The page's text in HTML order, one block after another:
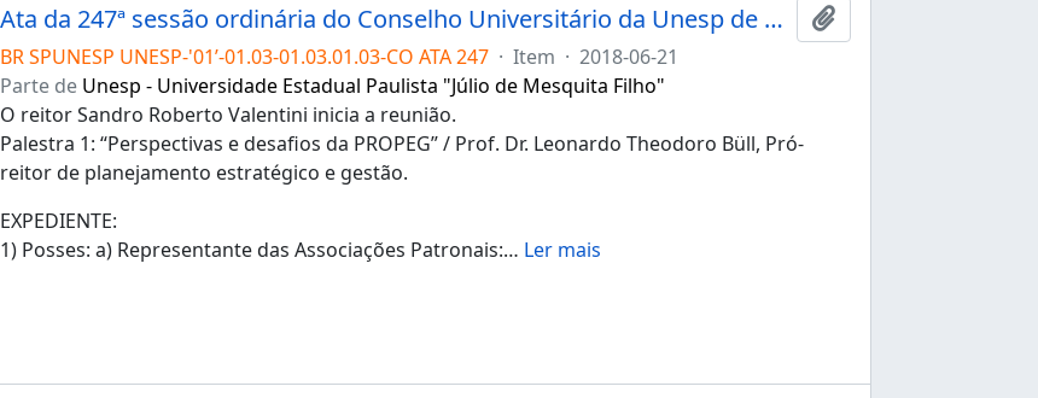
Ata da 247ª sessão ordinária do Conselho Universitário da Unesp de 21/06/2018
Adicionar a área de
BR SPUNESP UNESP-'01’-01.03-01.03.01.03-CO ATA 247 · Item · 2018-06-21
Parte de Unesp - Universidade Estadual Paulista "Júlio de Mesquita Filho"
O reitor Sandro Roberto Valentini inicia a reunião.
Palestra 1: “Perspectivas e desafios da PROPEG” / Prof. Dr. Leonardo Theodoro Büll, Pró-
reitor de planejamento estratégico e gestão.
EXPEDIENTE:
1) Posses: a) Representante das Associações Patronais:… Ler mais